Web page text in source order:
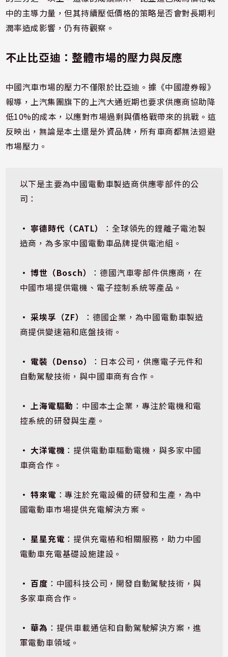
中的主導力量，但其持續壓低價格的策略是否會對長期利
潤率造成影響，仍有待觀察。
不止比亞迪：整體市場的壓力與反應
中國汽車市場的壓力不僅限於比亞迪。據《中國證券報》
報導，上汽集團旗下的上汽大通近期也要求供應商協助降
低10%的成本，以應對市場過剩與價格戰帶來的挑戰。這
反映出，無論是本土還是外資品牌，所有車商都無法迴避
市場壓力。
以下是主要為中國電動車製造商供應零部件的公
司：
• 寧德時代（CATL）
：全球領先的鋰離子電池製
造商，為多家中國電動車品牌提供電池組。
• 博世（Bosch）
：德國汽車零部件供應商，在
中國市場提供電機、電子控制系統等產品。
• 采埃孚（ZF）
：德國企業，為中國電動車製造
商提供變速箱和底盤技術。
• 電裝（Denso）
：日本公司，供應電子元件和
自動駕駛技術，與中國車商有合作。
• 上海電驅動 ：中國本土企業，專注於電機和電
控系統的研發與生產。
• 大洋電機 ：提供電動車驅動電機，與多家中國
車商合作。
• 特來電 ：專注於充電設備的研發和生產，為中
國電動車市場提供充電解決方案。
• 星星充電 ：提供充電樁和相關服務，助力中國
電動車充電基礎設施建設。
• 百度 ：中國科技公司，開發自動駕駛技術，與
多家車商合作。
• 華為 ：提供車載通信和自動駕駛解決方案，進
軍電動車領域。